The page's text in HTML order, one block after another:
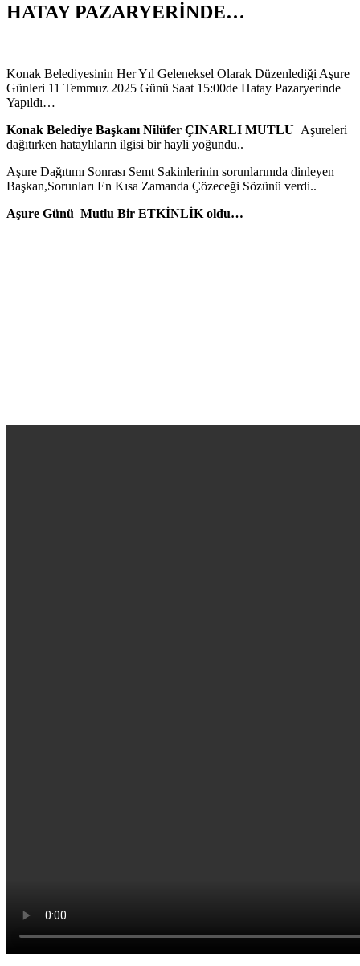
HATAY PAZARYERİNDE…
Konak Belediyesinin Her Yıl Geleneksel Olarak Düzenlediği Aşure
Günleri 11 Temmuz 2025 Günü Saat 15:00de Hatay Pazaryerinde
Yapıldı…
Konak Belediye Başkanı Nilüfer ÇINARLI MUTLU Aşureleri
dağıtırken hataylıların ilgisi bir hayli yoğundu..
Aşure Dağıtımı Sonrası Semt Sakinlerinin sorunlarınıda dinleyen
Başkan,Sorunları En Kısa Zamanda Çözeceği Sözünü verdi..
Aşure Günü Mutlu Bir ETKİNLİK oldu…